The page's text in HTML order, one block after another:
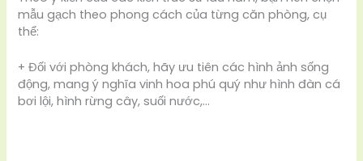
mẫu gạch theo phong cách của từng căn phòng, cụ
thể:
+ Đối với phòng khách, hãy ưu tiên các hình ảnh sống
động, mang ý nghĩa vinh hoa phú quý như hình đàn cá
bơi lội, hình rừng cây, suối nước,…